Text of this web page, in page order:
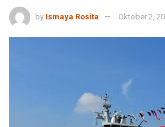
by Ismaya Rosita Oktober 2,